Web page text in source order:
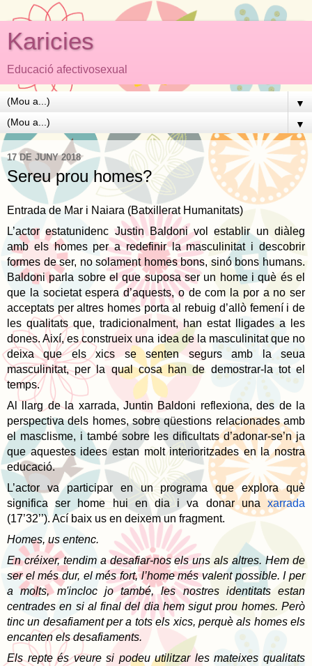
Karicies
Educació afectivosexual
▼
▼
17 DE JUNY 2018
Sereu prou homes?
Entrada de Mar i Naiara (Batxillerat Humanitats)
L’actor estatunidenc Justin Baldoni vol establir un diàleg
amb els homes per a redefinir la masculinitat i descobrir
formes de ser, no solament homes bons, sinó bons humans.
Baldoni parla sobre el que suposa ser un home i què és el
que la societat espera d’aquests, o de com la por a no ser
acceptats per altres homes porta al rebuig d’allò femení i de
les qualitats que, tradicionalment, han estat lligades a les
dones. Així, es construeix una idea de la masculinitat que no
deixa que els xics se senten segurs amb la seua
masculinitat, per la qual cosa han de demostrar-la tot el
temps.
Al llarg de la xarrada, Juntin Baldoni reflexiona, des de la
perspectiva dels homes, sobre qüestions relacionades amb
el masclisme, i també sobre les dificultats d’adonar-se’n ja
que aquestes idees estan molt interioritzades en la nostra
educació.
L’actor va participar en un programa que explora què
significa ser home hui en dia i va donar unaxarrada
(17’32’’). Ací baix us en deixem un fragment.
Homes, us entenc.
En créixer, tendim a desafiar-nos els uns als altres. Hem de
ser el més dur, el més fort, l’home més valent possible. I per
a molts, m'incloc jo també, les nostres identitats estan
centrades en si al final del dia hem sigut prou homes. Però
tinc un desafiament per a tots els xics, perquè als homes els
encanten els desafiaments.
Els repte és veure si podeu utilitzar les mateixes qualitats